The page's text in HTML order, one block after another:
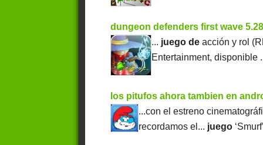
dungeon defenders first wave 5.28
... juego de acción y rol
Entertainment, disponible
los pitufos ahora tambien en
...con el estreno
recordamos el... juego